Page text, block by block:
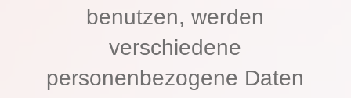
benutzen, werden
verschiedene
personenbezogene Daten